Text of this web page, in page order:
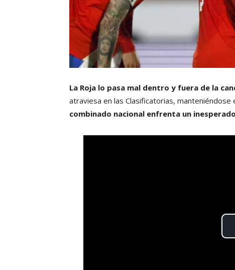
La Roja lo pasa mal dentro y fuera de la
atraviesa en las Clasificatorias,
combinado nacional enfrenta un